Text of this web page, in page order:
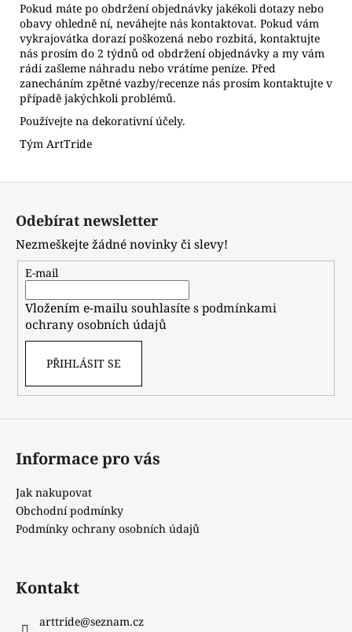
Pokud máte po obdržení objednávky jakékoli dotazy nebo
obavy ohledně ní, neváhejte nás kontaktovat. Pokud vám
vykrajovátka dorazí poškozená nebo rozbitá, kontaktujte
nás prosím do 2 týdnů od obdržení objednávky a my vám
rádi zašleme náhradu nebo vrátíme peníze. Před
zanecháním zpětné vazby/recenze nás prosím kontaktujte v
případě jakýchkoli problémů.
Používejte na dekorativní účely.
Tým ArtTride
Odebírat newsletter
Nezmeškejte žádné novinky či slevy!
E-mail
Vložením e-mailu souhlasíte spodmínkami
ochrany osobních údajů
PŘIHLÁSIT SE
Informace pro vás
Jak nakupovat
Obchodní podmínky
Podmínky ochrany osobních údajů
Kontakt
arttride@seznam.cz